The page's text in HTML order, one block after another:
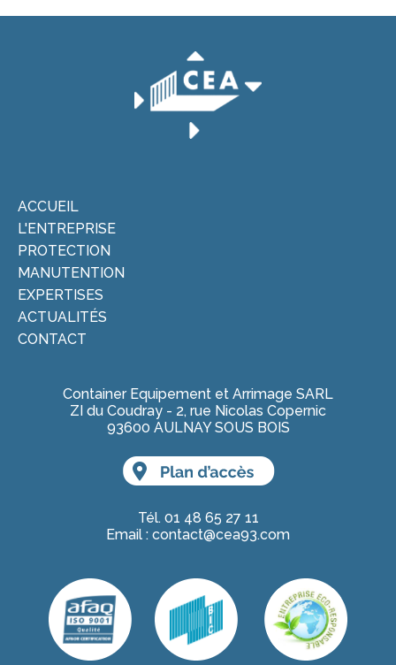
Container Equipement et Arrimage SARL
ZI du Coudray - 2, rue Nicolas Copernic
93600 AULNAY SOUS BOIS
Tél. 01 48 65 27 11
Email : contact@cea93.com
ACCUEIL
L'ENTREPRISE
PROTECTION
MANUTENTION
EXPERTISES
ACTUALITÉS
CONTACT